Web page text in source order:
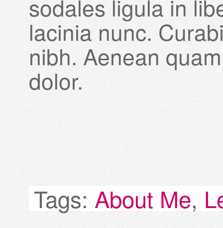
sodales ligula in
lacinia nunc.
nibh. Aenean
dolor.
Tags: About Me,